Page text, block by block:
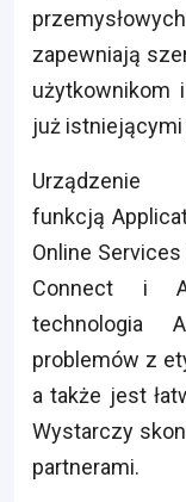
zapewniają
użytkownikom
już
funkcją
Online Services
Connect i
technologia
problemów z
a także jest
Wystarczy
partnerami.